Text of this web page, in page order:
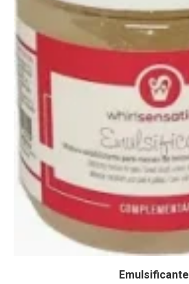
Emulsificante